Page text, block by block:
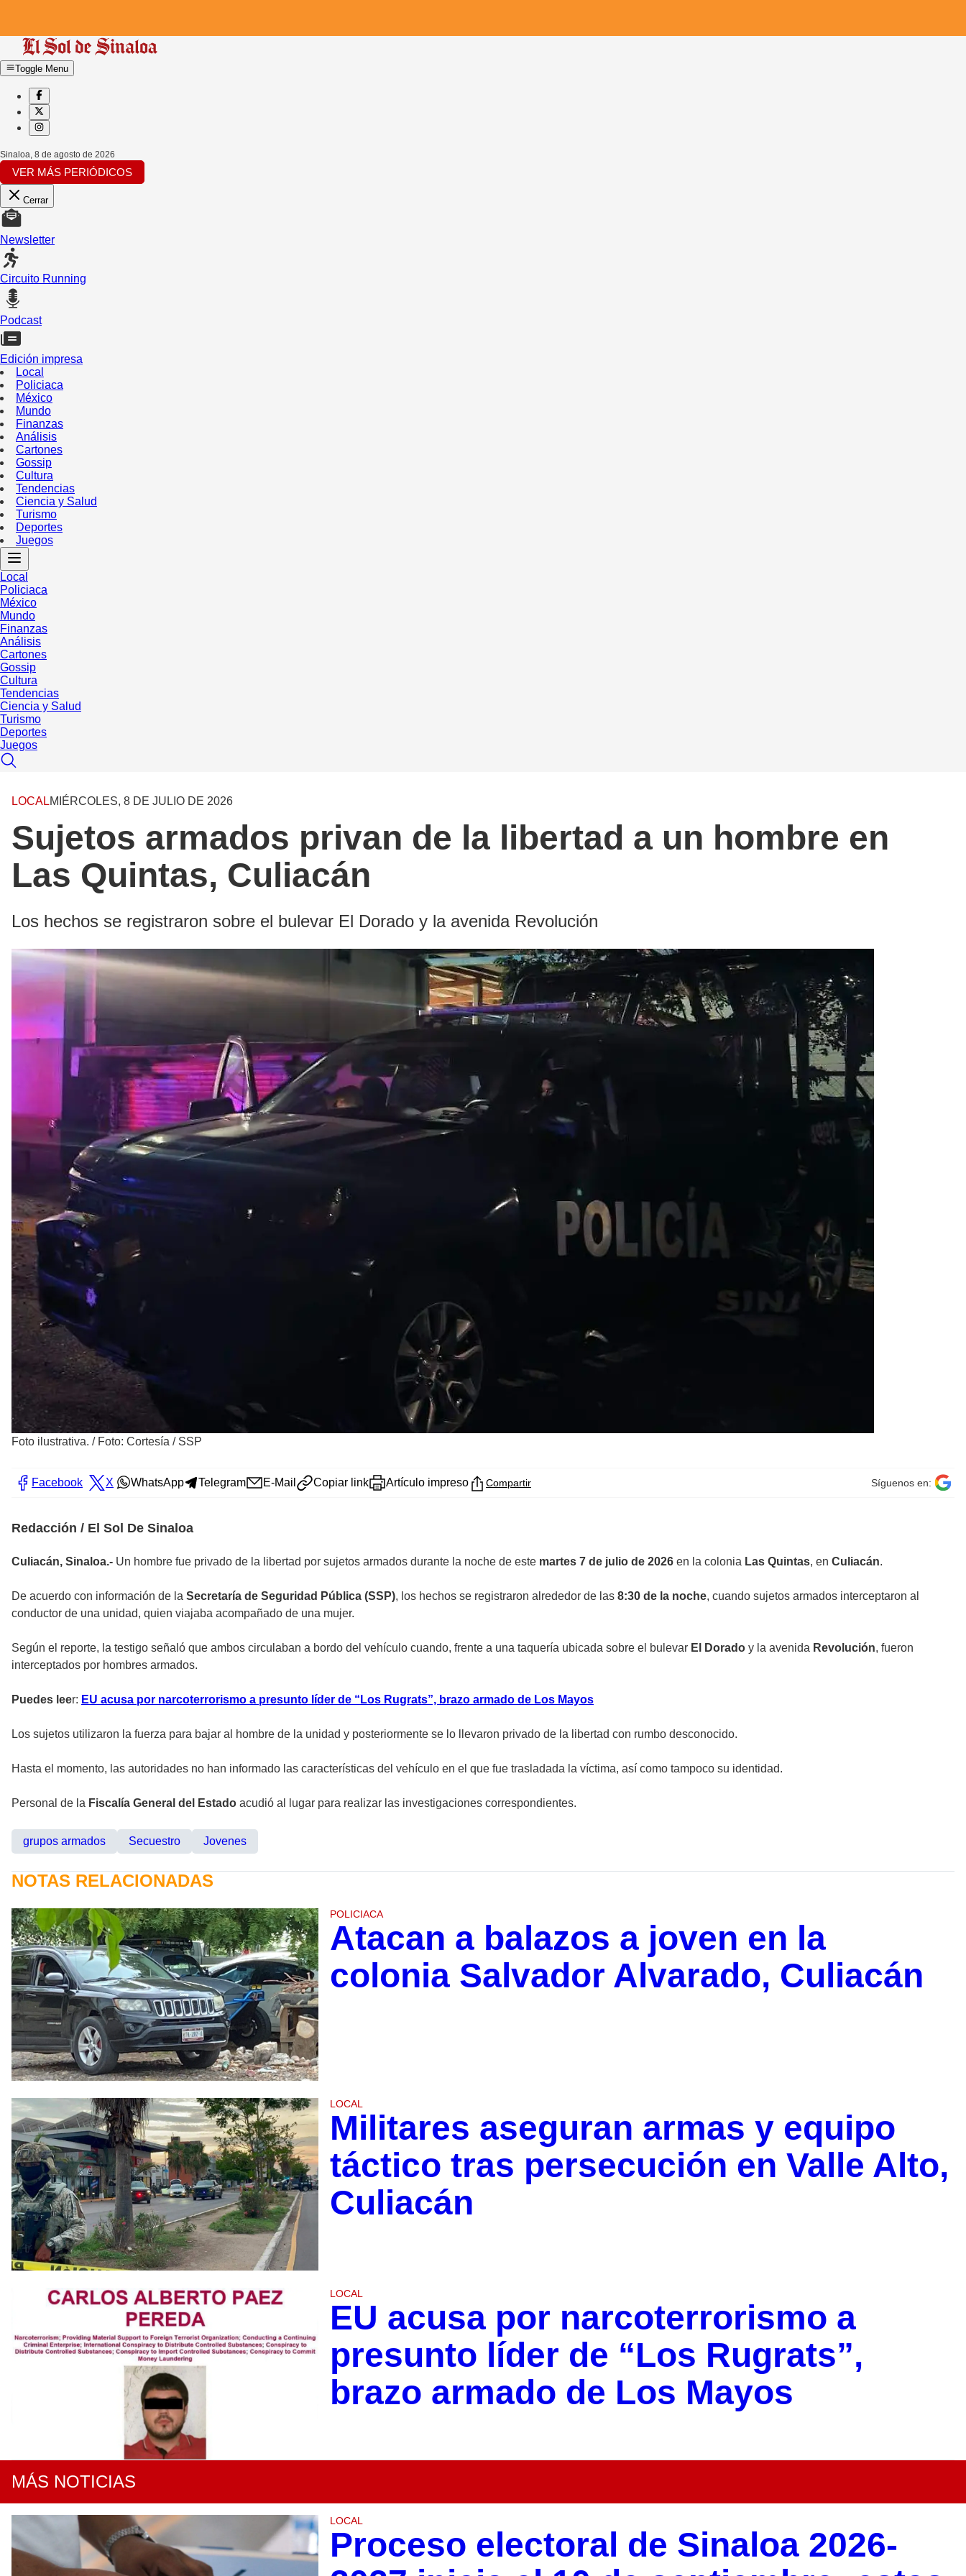
Toggle Menu
Sinaloa, 8 de agosto de 2026
VER MÁS PERIÓDICOS
Cerrar
Newsletter
Circuito Running
Podcast
Edición impresa
Local
Policiaca
México
Mundo
Finanzas
Análisis
Cartones
Gossip
Cultura
Tendencias
Ciencia y Salud
Turismo
Deportes
Juegos
Local
Policiaca
México
Mundo
Finanzas
Análisis
Cartones
Gossip
Cultura
Tendencias
Ciencia y Salud
Turismo
Deportes
Juegos
LOCALMIÉRCOLES, 8 DE JULIO DE 2026
Sujetos armados privan de la libertad a un hombre en
Las Quintas, Culiacán
Los hechos se registraron sobre el bulevar El Dorado y la avenida Revolución
Foto ilustrativa. / Foto: Cortesía / SSP
Facebook X WhatsApp Telegram E-Mail Copiar link Artículo impreso Compartir Síguenos en:
Redacción / El Sol De Sinaloa
Culiacán, Sinaloa.- Un hombre fue privado de la libertad por sujetos armados durante la noche de este martes 7 de julio de 2026 en la colonia Las Quintas, en Culiacán.
De acuerdo con información de la Secretaría de Seguridad Pública (SSP), los hechos se registraron alrededor de las 8:30 de la noche, cuando sujetos armados interceptaron al
conductor de una unidad, quien viajaba acompañado de una mujer.
Según el reporte, la testigo señaló que ambos circulaban a bordo del vehículo cuando, frente a una taquería ubicada sobre el bulevar El Dorado y la avenida Revolución, fueron
interceptados por hombres armados.
Puedes leer: EU acusa por narcoterrorismo a presunto líder de “Los Rugrats”, brazo armado de Los Mayos
Los sujetos utilizaron la fuerza para bajar al hombre de la unidad y posteriormente se lo llevaron privado de la libertad con rumbo desconocido.
Hasta el momento, las autoridades no han informado las características del vehículo en el que fue trasladada la víctima, así como tampoco su identidad.
Personal de la Fiscalía General del Estado acudió al lugar para realizar las investigaciones correspondientes.
grupos armados Secuestro Jovenes
NOTAS RELACIONADAS
POLICIACA
Atacan a balazos a joven en la
colonia Salvador Alvarado, Culiacán
LOCAL
Militares aseguran armas y equipo
táctico tras persecución en Valle Alto,
Culiacán
LOCAL
EU acusa por narcoterrorismo a
presunto líder de “Los Rugrats”,
brazo armado de Los Mayos
MÁS NOTICIAS
LOCAL
Proceso electoral de Sinaloa 2026-